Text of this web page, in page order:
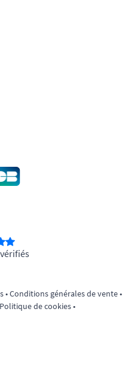
•Conditions générales de vente•
Politique de cookies•